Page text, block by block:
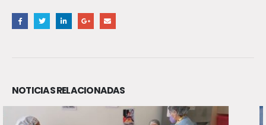
NOTICIAS RELACIONADAS